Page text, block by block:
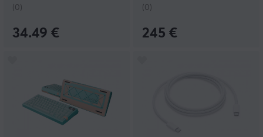
(0)
34.49 €
(0)
245 €